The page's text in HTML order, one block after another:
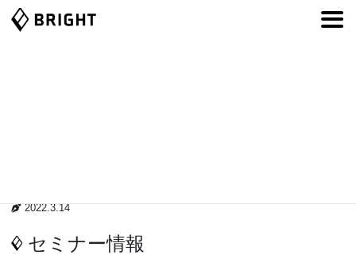
2022.3.14
セミナー情報